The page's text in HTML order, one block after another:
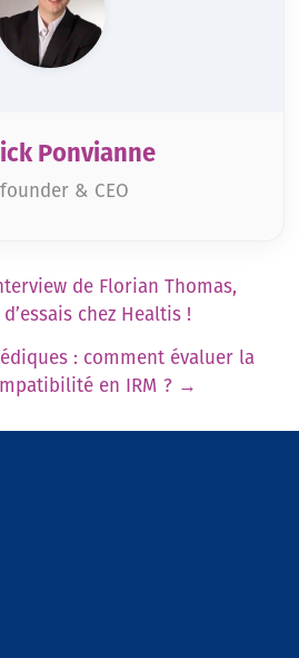
Ponvianne
& CEO
de Florian Thomas,
chez Healtis !
: comment évaluer la
en IRM ? →